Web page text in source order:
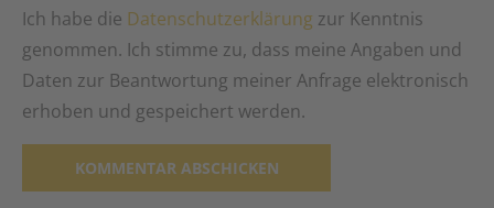
Ich habe die Datenschutzerklärung zur Kenntnis
genommen. Ich stimme zu, dass meine Angaben und
Daten zur Beantwortung meiner Anfrage elektronisch
erhoben und gespeichert werden.